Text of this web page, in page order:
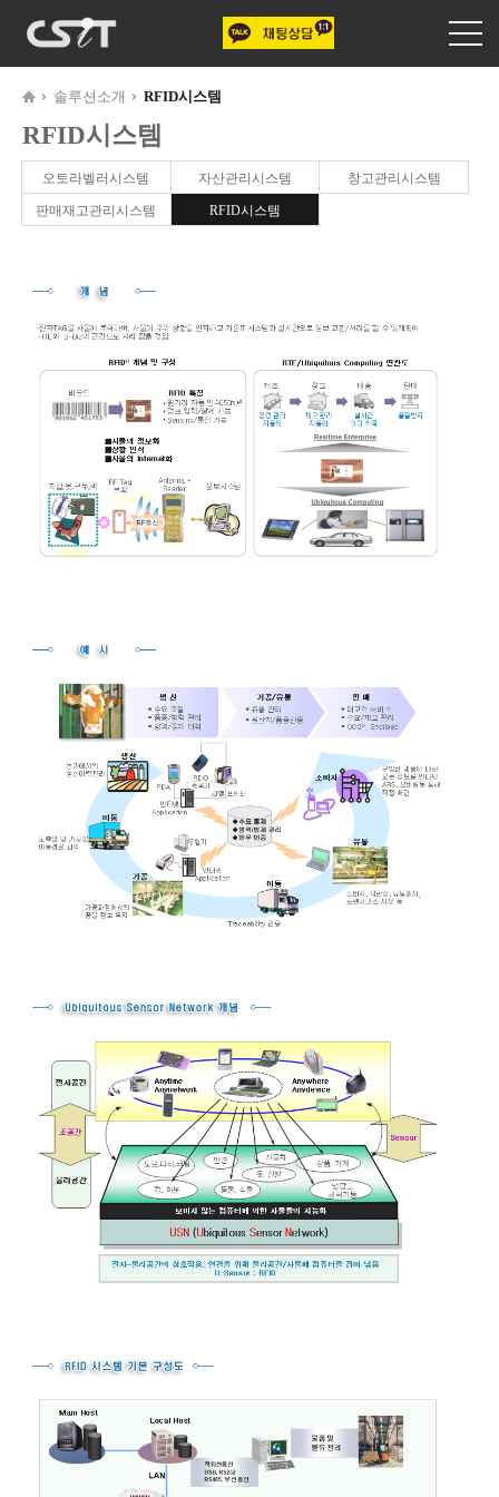
솔루션소개 RFID시스템
RFID시스템
오토라벨러시스템 자산관리시스템 창고관리시스템
판매재고관리시스템 RFID시스템